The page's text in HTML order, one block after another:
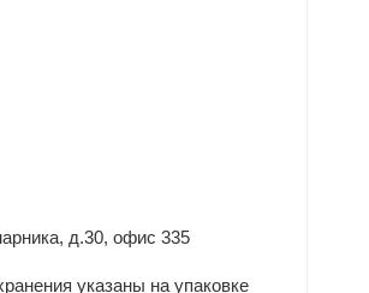
д.30, офис 335
указаны на упаковке